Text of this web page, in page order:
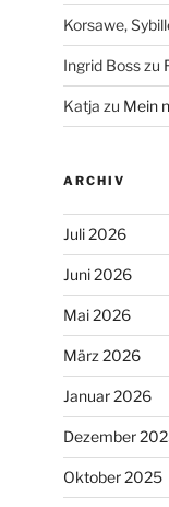
Korsawe,
Ingrid Bosszu
Katja zu Mein
ARCHIV
Juli 2026
Juni 2026
Mai 2026
März 2026
Januar 2026
Dezember
Oktober 2025